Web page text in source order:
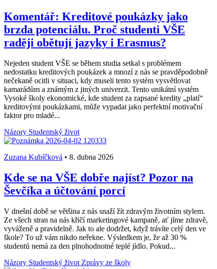
Komentář: Kreditové poukázky jako
brzda potenciálu. Proč studenti VŠE
raději obětují jazyky i Erasmus?
Nejeden student VŠE se během studia setkal s problémem
nedostatku kreditových poukázek a mnozí z nás se pravděpodobně
nečekaně ocitli v situaci, kdy museli tento systém vysvětlovat
kamarádům a známým z jiných univerzit. Tento unikátní systém
Vysoké školy ekonomické, kde student za zapsané kredity „platí“
kreditovými poukázkami, může vypadat jako perfektní motivační
faktor pro mladé...
Názory Studentský život
Zuzana Kubíčková • 8. dubna 2026
Kde se na VŠE dobře najíst? Pozor na
Ševčíka a účtování porcí
V dnešní době se většina z nás snaží žít zdravým životním stylem.
Ze všech stran na nás křičí marketingové kampaně, ať jíme zdravě,
vyváženě a pravidelně. Jak to ale dodržet, když trávíte celý den ve
škole? To už vám nikdo neřekne. Výsledkem je, že až 30 %
studentů nemá za den plnohodnotné teplé jídlo. Pokud...
Názory Studentský život Zprávy ze školy